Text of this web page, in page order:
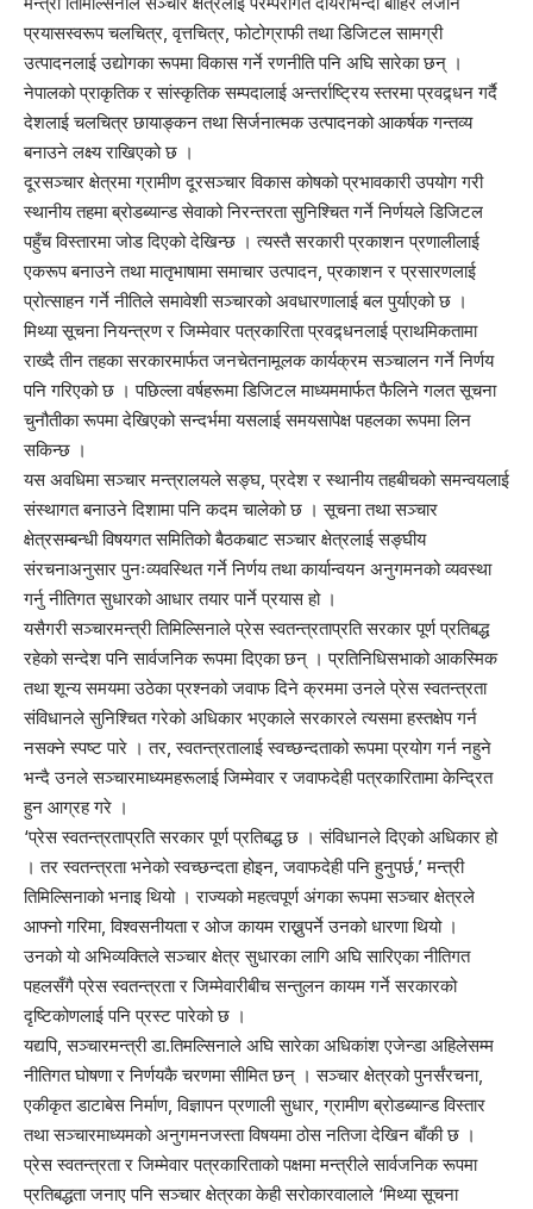
प्रयासस्वरूप चलचित्र, वृत्तचित्र, फोटोग्राफी तथा डिजिटल सामग्री
उत्पादनलाई उद्योगका रूपमा विकास गर्ने रणनीति पनि अघि सारेका छन् ।
नेपालको प्राकृतिक र सांस्कृतिक सम्पदालाई अन्तर्राष्ट्रिय स्तरमा प्रवद्र्धन गर्दै
देशलाई चलचित्र छायाङ्कन तथा सिर्जनात्मक उत्पादनको आकर्षक गन्तव्य
बनाउने लक्ष्य राखिएको छ ।
दूरसञ्चार क्षेत्रमा ग्रामीण दूरसञ्चार विकास कोषको प्रभावकारी उपयोग गरी
स्थानीय तहमा ब्रोडब्यान्ड सेवाको निरन्तरता सुनिश्चित गर्ने निर्णयले डिजिटल
पहुँच विस्तारमा जोड दिएको देखिन्छ । त्यस्तै सरकारी प्रकाशन प्रणालीलाई
एकरूप बनाउने तथा मातृभाषामा समाचार उत्पादन, प्रकाशन र प्रसारणलाई
प्रोत्साहन गर्ने नीतिले समावेशी सञ्चारको अवधारणालाई बल पुर्याएको छ ।
मिथ्या सूचना नियन्त्रण र जिम्मेवार पत्रकारिता प्रवद्र्धनलाई प्राथमिकतामा
राख्दै तीन तहका सरकारमार्फत जनचेतनामूलक कार्यक्रम सञ्चालन गर्ने निर्णय
पनि गरिएको छ । पछिल्ला वर्षहरूमा डिजिटल माध्यममार्फत फैलिने गलत सूचना
चुनौतीका रूपमा देखिएको सन्दर्भमा यसलाई समयसापेक्ष पहलका रूपमा लिन
सकिन्छ ।
यस अवधिमा सञ्चार मन्त्रालयले सङ्घ, प्रदेश र स्थानीय तहबीचको समन्वयलाई
संस्थागत बनाउने दिशामा पनि कदम चालेको छ । सूचना तथा सञ्चार
क्षेत्रसम्बन्धी विषयगत समितिको बैठकबाट सञ्चार क्षेत्रलाई सङ्घीय
संरचनाअनुसार पुनःव्यवस्थित गर्ने निर्णय तथा कार्यान्वयन अनुगमनको व्यवस्था
गर्नु नीतिगत सुधारको आधार तयार पार्ने प्रयास हो ।
यसैगरी सञ्चारमन्त्री तिमिल्सिनाले प्रेस स्वतन्त्रताप्रति सरकार पूर्ण प्रतिबद्ध
रहेको सन्देश पनि सार्वजनिक रूपमा दिएका छन् । प्रतिनिधिसभाको आकस्मिक
तथा शून्य समयमा उठेका प्रश्नको जवाफ दिने क्रममा उनले प्रेस स्वतन्त्रता
संविधानले सुनिश्चित गरेको अधिकार भएकाले सरकारले त्यसमा हस्तक्षेप गर्न
नसक्ने स्पष्ट पारे । तर, स्वतन्त्रतालाई स्वच्छन्दताको रूपमा प्रयोग गर्न नहुने
भन्दै उनले सञ्चारमाध्यमहरूलाई जिम्मेवार र जवाफदेही पत्रकारितामा केन्द्रित
हुन आग्रह गरे ।
‘प्रेस स्वतन्त्रताप्रति सरकार पूर्ण प्रतिबद्ध छ । संविधानले दिएको अधिकार हो
। तर स्वतन्त्रता भनेको स्वच्छन्दता होइन, जवाफदेही पनि हुनुपर्छ,’ मन्त्री
तिमिल्सिनाको भनाइ थियो । राज्यको महत्वपूर्ण अंगका रूपमा सञ्चार क्षेत्रले
आफ्नो गरिमा, विश्वसनीयता र ओज कायम राख्नुपर्ने उनको धारणा थियो ।
उनको यो अभिव्यक्तिले सञ्चार क्षेत्र सुधारका लागि अघि सारिएका नीतिगत
पहलसँगै प्रेस स्वतन्त्रता र जिम्मेवारीबीच सन्तुलन कायम गर्ने सरकारको
दृष्टिकोणलाई पनि प्रस्ट पारेको छ ।
यद्यपि, सञ्चारमन्त्री डा.तिमल्सिनाले अघि सारेका अधिकांश एजेन्डा अहिलेसम्म
नीतिगत घोषणा र निर्णयकै चरणमा सीमित छन् । सञ्चार क्षेत्रको पुनर्संरचना,
एकीकृत डाटाबेस निर्माण, विज्ञापन प्रणाली सुधार, ग्रामीण ब्रोडब्यान्ड विस्तार
तथा सञ्चारमाध्यमको अनुगमनजस्ता विषयमा ठोस नतिजा देखिन बाँकी छ ।
प्रेस स्वतन्त्रता र जिम्मेवार पत्रकारिताको पक्षमा मन्त्रीले सार्वजनिक रूपमा
प्रतिबद्धता जनाए पनि सञ्चार क्षेत्रका केही सरोकारवालाले ‘मिथ्या सूचना